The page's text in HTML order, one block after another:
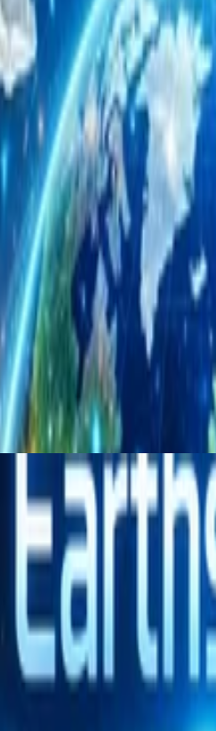
和再分析数据进行可视化展